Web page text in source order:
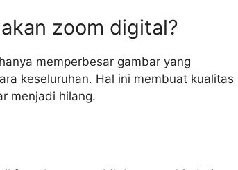
zoom digital?
memperbesar gambar yang
keseluruhan. Hal ini membuat kualitas
menjadi hilang.